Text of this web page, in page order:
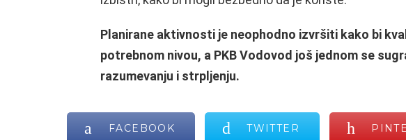
Planirane aktivnosti je neophodno izvršiti kako bi
potrebnom nivou, a PKB Vodovod još jednom se
razumevanju i strpljenju.
FACEBOOK TWITTER